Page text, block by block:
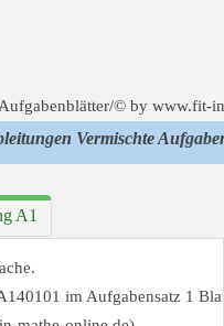
Vermischte
A1